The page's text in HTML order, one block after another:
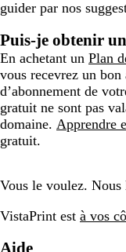
guider par nos
Puis-je obtenir
En achetant un Plan
vous recevrez un
d’abonnement de
gratuit ne sont pas
domaine. Apprendre
gratuit.
Vous le voulez.
VistaPrint est à vos
Aide